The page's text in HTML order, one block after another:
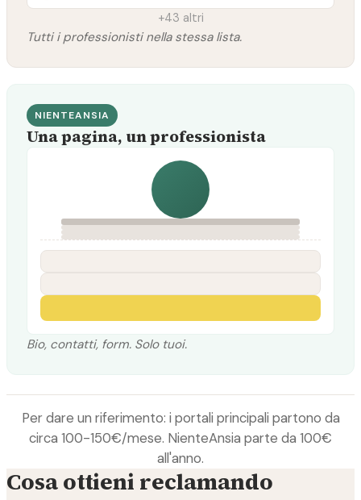
+43 altri
Tutti i professionisti nella stessa lista.
NIENTEANSIA
Una pagina, un professionista
Bio, contatti, form. Solo tuoi.
Per dare un riferimento: i portali principali partono da
circa 100-150€/mese. NienteAnsia parte da 100€
all'anno.
Cosa ottieni reclamando